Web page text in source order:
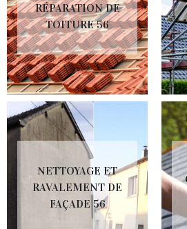
RÉPARATION DE
TOITURE 56
NETTOYAGE ET
RAVALEMENT DE
FAÇADE 56